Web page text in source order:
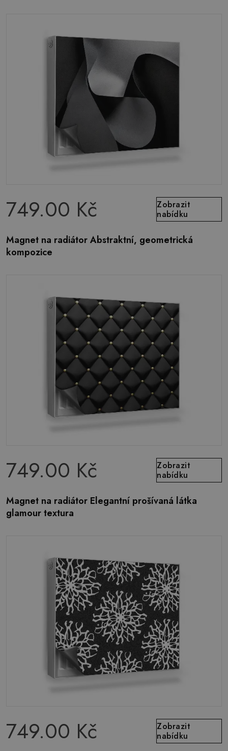
749.00 Kč
Zobrazit
nabídku
Magnet na radiátor Abstraktní, geometrická
kompozice
749.00 Kč
Zobrazit
nabídku
Magnet na radiátor Elegantní prošívaná látka
glamour textura
749.00 Kč
Zobrazit
nabídku